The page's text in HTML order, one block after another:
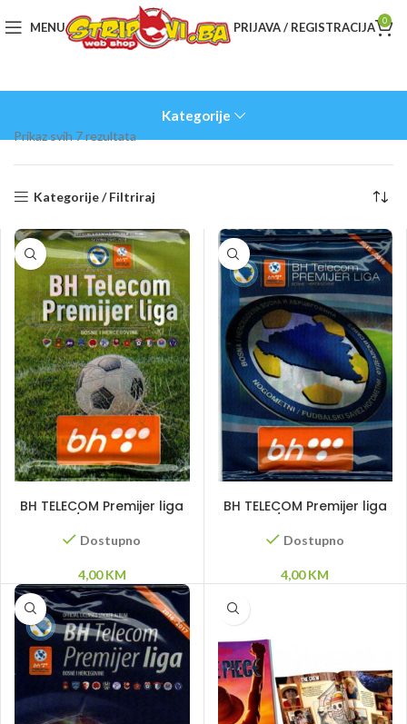
MENU PRIJAVA / REGISTRACIJA 0
Kategorije
Prikaz svih 7 rezultata
Kategorije / Filtriraj
BH TELECOM Premijer liga
2017/2018- sličice
Dostupno
4,00KM
BH TELECOM Premijer liga
2015/2016 – sličice
Dostupno
4,00KM